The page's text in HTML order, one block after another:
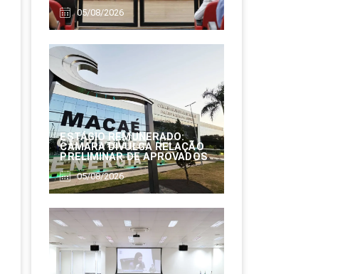
05/08/2026
ESTÁGIO REMUNERADO:
CÂMARA DIVULGA RELAÇÃO
PRELIMINAR DE APROVADOS
05/08/2026